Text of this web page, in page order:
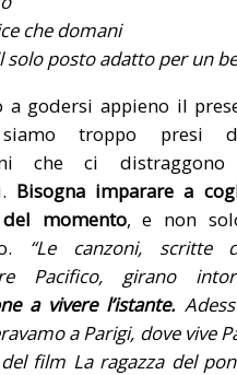
che domani
solo posto adatto per un
a godersi appieno il
siamo troppo presi
che ci
Bisogna imparare a
momento, e non
“Le canzoni,
Pacifico, girano
a vivere l’istante.
a Parigi, dove vive
film La ragazza del